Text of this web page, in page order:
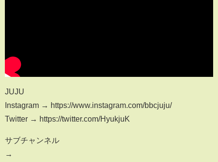
JUJU
Instagram → https://www.instagram.com/bbcjuju/
Twitter → https://twitter.com/HyukjuK
サブチャンネル
→